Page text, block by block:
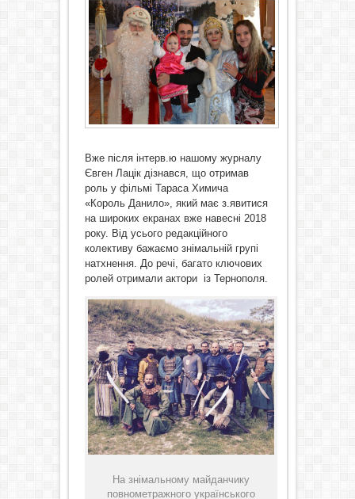
Вже після інтерв.ю нашому журналу
Євген Лацік дізнався, що отримав
роль у фільмі Тараса Химича
«Король Данило», який має з.явитися
на широких екранах вже навесні 2018
року. Від усього редакційного
колективу бажаємо знімальній групі
натхнення. До речі, багато ключових
ролей отримали актори із Тернополя.
На знімальному майданчику
повнометражного українського